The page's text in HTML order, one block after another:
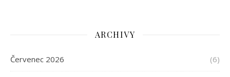
ARCHIVY
Červenec 2026 (6)